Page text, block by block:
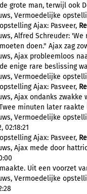
grote man, terwijl ook
Vermoedelijke
Ajax: Pasveer,
Alfred Schreuder:
doen." Ajax zag
Ajax probleemloos
enige rare beslissing
Vermoedelijke
Ajax: Pasveer,
Ajax ondanks zwakke
minuten later raakte
Vermoedelijke
02:18:21
Ajax: Pasveer,
Ajax mede door
Uit een voorzet
Vermoedelijke